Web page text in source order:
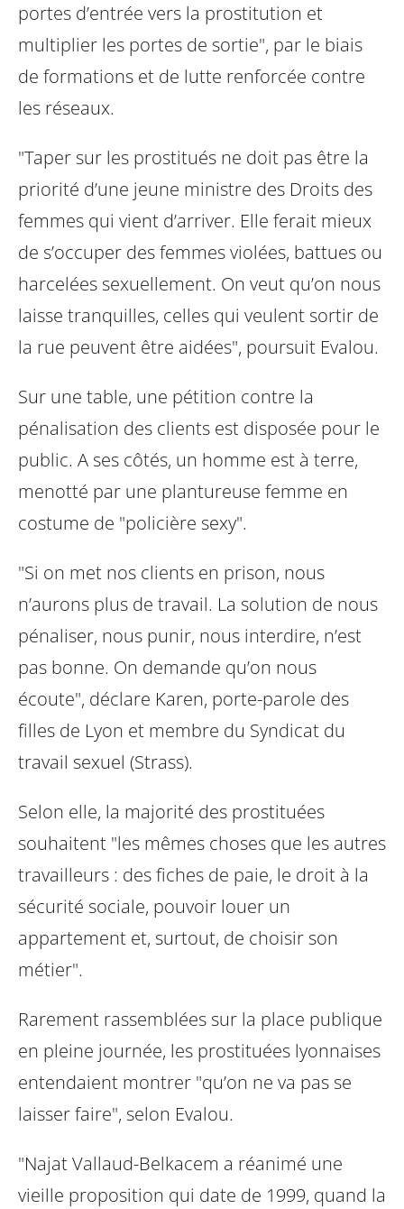
portes d’entrée vers la prostitution et
multiplier les portes de sortie", par le biais
de formations et de lutte renforcée contre
les réseaux.
"Taper sur les prostitués ne doit pas être la
priorité d’une jeune ministre des Droits des
femmes qui vient d’arriver. Elle ferait mieux
de s’occuper des femmes violées, battues ou
harcelées sexuellement. On veut qu’on nous
laisse tranquilles, celles qui veulent sortir de
la rue peuvent être aidées", poursuit Evalou.
Sur une table, une pétition contre la
pénalisation des clients est disposée pour le
public. A ses côtés, un homme est à terre,
menotté par une plantureuse femme en
costume de "policière sexy".
"Si on met nos clients en prison, nous
n’aurons plus de travail. La solution de nous
pénaliser, nous punir, nous interdire, n’est
pas bonne. On demande qu’on nous
écoute", déclare Karen, porte-parole des
filles de Lyon et membre du Syndicat du
travail sexuel (Strass).
Selon elle, la majorité des prostituées
souhaitent "les mêmes choses que les autres
travailleurs : des fiches de paie, le droit à la
sécurité sociale, pouvoir louer un
appartement et, surtout, de choisir son
métier".
Rarement rassemblées sur la place publique
en pleine journée, les prostituées lyonnaises
entendaient montrer "qu’on ne va pas se
laisser faire", selon Evalou.
"Najat Vallaud-Belkacem a réanimé une
vieille proposition qui date de 1999, quand la